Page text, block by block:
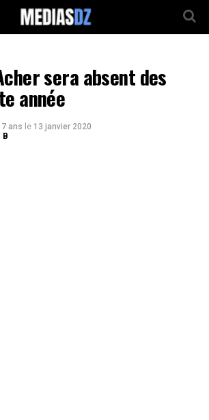
sera absent des
année
ans le 13 janvier 2020
B